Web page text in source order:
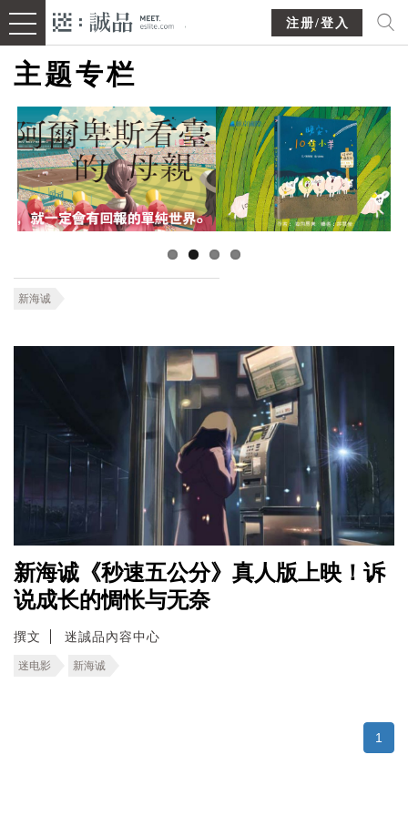
注册/登入
主题专栏
新海诚
新海诚《秒速五公分》真人版上映！诉
说成长的惆怅与无奈
撰文 迷誠品內容中心
迷电影 新海诚
1